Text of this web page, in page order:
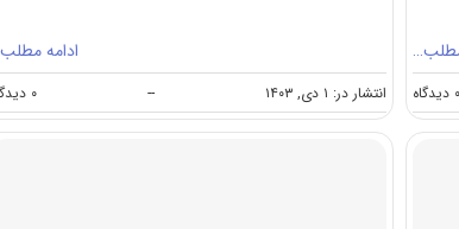
۰ دیدگاه
سوالات
و
ادامه
انتشار در: ۱ دی, ۱۴۰۳ -- ۰ دیدگاه